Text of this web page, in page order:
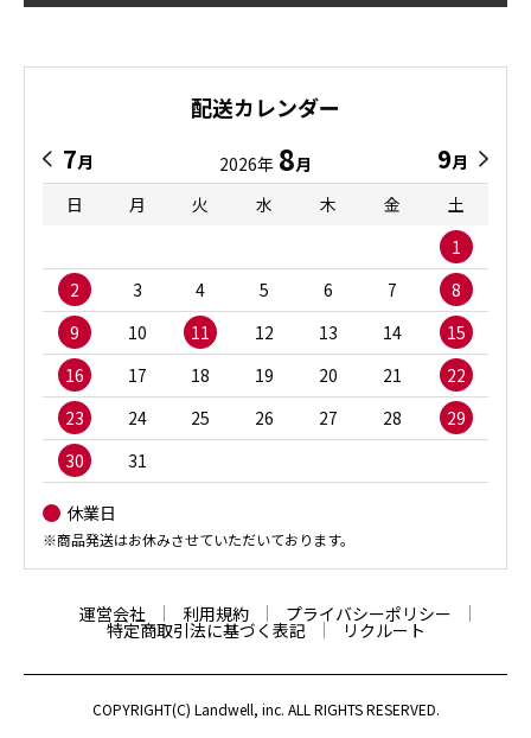
配送カレンダー
7月 2026年 8月 9月
日
月 火 水 木 金
土
1
2
3 4 5 6 7
8
9
10 11 12 13 14
15
16
17 18 19 20 21
22
23
24 25 26 27 28
29
30
31
休業日
※商品発送はお休みさせていただいております。
運営会社 利用規約 プライバシーポリシー
特定商取引法に基づく表記 リクルート
COPYRIGHT(C) Landwell, inc. ALL RIGHTS RESERVED.